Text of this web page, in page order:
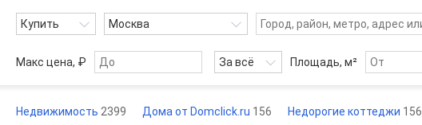
Купить Москва
Макс цена, ₽ За всё Площадь, м²
Недвижимость 2399 Дома от Domclick.ru 156 Недорогие коттеджи 156